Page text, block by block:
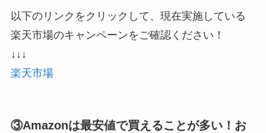
以下のリンクをクリックして、現在実施している
楽天市場のキャンペーンをご確認ください！
↓↓↓
楽天市場
③Amazonは最安値で買えることが多い！お